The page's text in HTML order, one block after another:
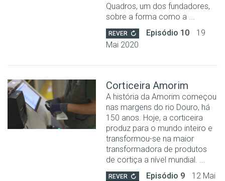
Quadros, um dos fundadores,
sobre a forma como a ...
REVER Episódio 10
19
Mai 2020
Corticeira Amorim
A história da Amorim começou
nas margens do rio Douro, há
150 anos. Hoje, a corticeira
produz para o mundo inteiro e
transformou-se na maior
transformadora de produtos
de cortiça a nível mundial. ...
REVER Episódio 9
12 Mai